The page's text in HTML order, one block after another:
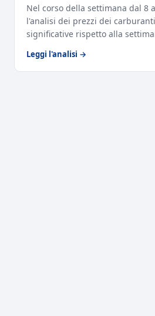
Nel corso della settimana dal 8
l'analisi dei prezzi dei
significative rispetto alla
Leggi l'analisi →